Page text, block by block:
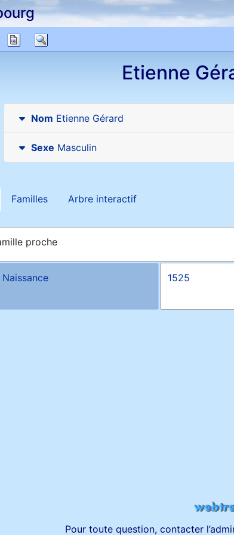
Rapports
Etienne
Nom Etienne Gérard
Sexe Masculin
Familles Arbre interactif
proche
Naissance 1525
Pour toute question, contacter